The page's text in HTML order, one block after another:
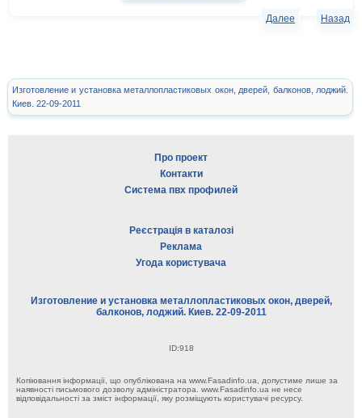
Назад
Далее
Изготовление и установка металлопластиковых окон, дверей, балконов, лоджий.
Киев. 22-09-2011
Про проект
Контакти
Система пвх профилей
Реєстрація в каталозі
Реклама
Угода користувача
Изготовление и установка металлопластиковых окон, дверей,
балконов, лоджий. Киев. 22-09-2011
ID:918
Копіювання інформації, що опублікована на www.Fasadinfo.ua, допустиме лише за
наявності письмового дозволу адміністратора. www.Fasadinfo.ua не несе
відповідальності за зміст інформації, яку розміщують користувачі ресурсу.